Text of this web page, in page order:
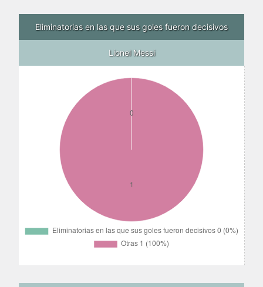
Eliminatorias en las que sus goles fueron decisivos
Lionel Messi